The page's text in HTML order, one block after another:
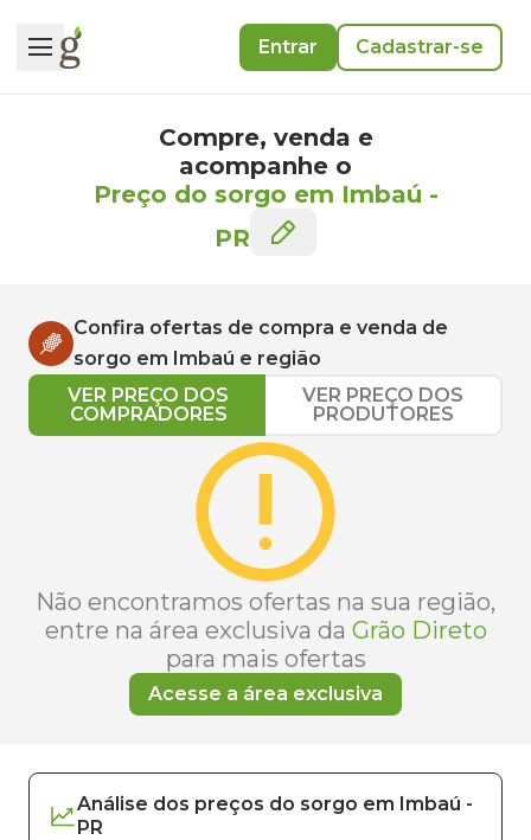
Entrar Cadastrar-se
Compre, venda e
acompanhe o
Preço do sorgo em Imbaú -
PR
Confira ofertas de compra e venda de
sorgo em Imbaú e região
VER PREÇO DOS
COMPRADORES
VER PREÇO DOS
PRODUTORES
Não encontramos ofertas na sua região,
entre na área exclusiva da Grão Direto
para mais ofertas
Acesse a área exclusiva
Análise dos preços do sorgo em Imbaú -
PR